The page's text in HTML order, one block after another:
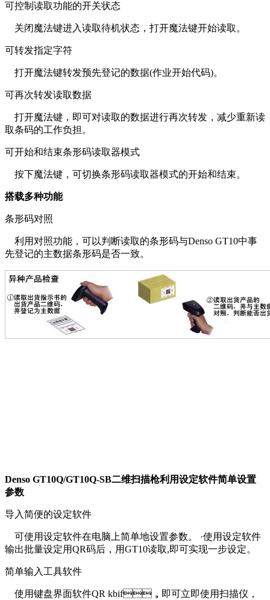
可控制读取功能的开关状态
关闭魔法键进入读取待机状态，打开魔法键开始读取。
可转发指定字符
打开魔法键转发预先登记的数据(作业开始代码)。
可再次转发读取数据
打开魔法键，即可对读取的数据进行再次转发，减少重新读
取条码的工作负担。
可开始和结束条形码读取器模式
按下魔法键，可切换条形码读取器模式的开始和结束。
搭载多种功能
条形码对照
利用对照功能，可以判断读取的条形码与Denso GT10中事
先登记的主数据条形码是否一致。
Denso GT10Q/GT10Q-SB二维扫描枪利用设定软件简单设置
参数
导入简便的设定软件
可使用设定软件在电脑上简单地设置参数。 ·使用设定软件
输出批量设定用QR码后，用GT10读取,即可实现一步设定。
简单输入工具软件
使用键盘界面软件QR kbif，即可立即使用扫描仪，